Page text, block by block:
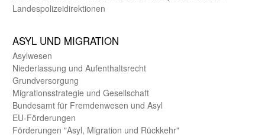
Landes­polizei­direk­tionen
ASYL UND MIGRA­TION
Asyl­wesen
Nieder­lassung und Aufent­halts­recht
Grund­versorgung
Migrations­strategie und Gesell­schaft
Bundes­amt für Fremden­wesen und Asyl
EU-Förde­rungen
Förderungen "Asyl, Migration und Rückkehr"